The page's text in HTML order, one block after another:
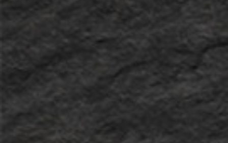
W&P Dynamic Growth CHF
W&P Dynamic Balanced USD
Xantos Anteilsklasse A
Xantos Anteilsklasse C